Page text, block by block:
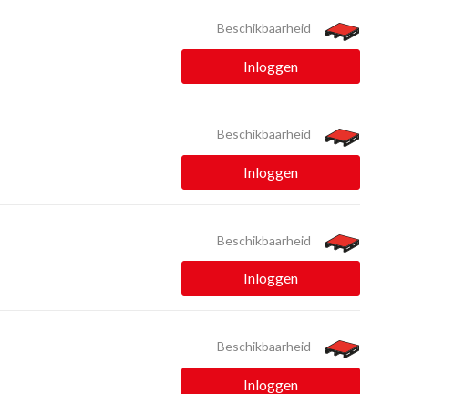
Beschikbaarheid
Inloggen
Beschikbaarheid
Inloggen
Beschikbaarheid
Inloggen
Beschikbaarheid
Inloggen